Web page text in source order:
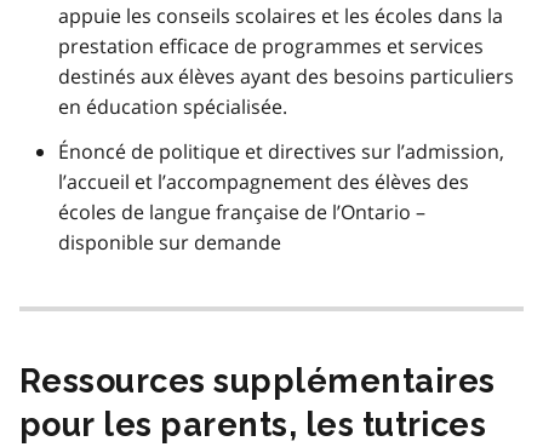
appuie les conseils scolaires et les écoles dans la
prestation efficace de programmes et services
destinés aux élèves ayant des besoins particuliers
en éducation spécialisée.
Énoncé de politique et directives sur l’admission,
l’accueil et l’accompagnement des élèves des
écoles de langue française de l’Ontario –
disponible sur demande
Ressources supplémentaires
pour les parents, les tutrices